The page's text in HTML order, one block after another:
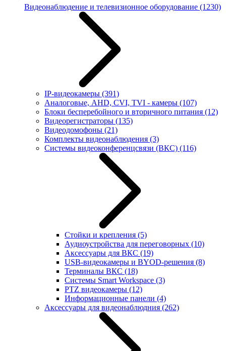
Видеонаблюдение и телевизионное оборудование (1230)
IP-видеокамеры (391)
Аналоговые, AHD, CVI, TVI - камеры (107)
Блоки бесперебойного и вторичного питания (12)
Видеорегистраторы (135)
Видеодомофоны (21)
Комплекты видеонаблюдения (3)
Системы видеоконференцсвязи (ВКС) (116)
Стойки и крепления (5)
Аудиоустройства для переговорных (10)
Аксессуары для ВКС (19)
USB-видеокамеры и BYOD-решения (8)
Терминалы ВКС (18)
Системы Smart Workspace (3)
PTZ видеокамеры (12)
Информационные панели (4)
Аксессуары для видеонаблюдния (262)